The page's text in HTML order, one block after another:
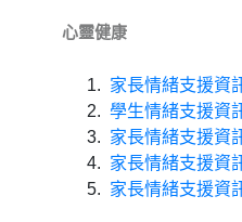
心靈健康
家長情緒支援資
學生情緒支援資
家長情緒支援資
家長情緒支援資
家長情緒支援資